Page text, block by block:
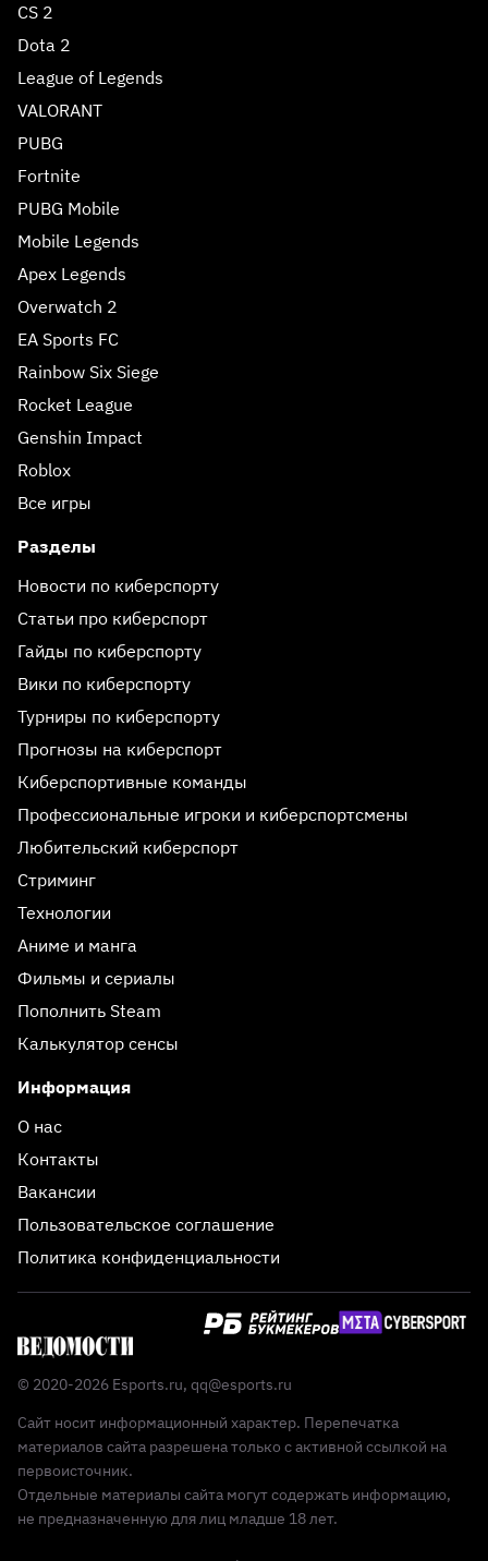
CS 2
Dota 2
League of Legends
VALORANT
PUBG
Fortnite
PUBG Mobile
Mobile Legends
Apex Legends
Overwatch 2
EA Sports FC
Rainbow Six Siege
Rocket League
Genshin Impact
Roblox
Все игры
Разделы
Новости по киберспорту
Статьи про киберспорт
Гайды по киберспорту
Вики по киберспорту
Турниры по киберспорту
Прогнозы на киберспорт
Киберспортивные команды
Профессиональные игроки и киберспортсмены
Любительский киберспорт
Стриминг
Технологии
Аниме и манга
Фильмы и сериалы
Пополнить Steam
Калькулятор сенсы
Информация
О нас
Контакты
Вакансии
Пользовательское соглашение
Политика конфиденциальности
© 2020-2026 Esports.ru, qq@esports.ru
Сайт носит информационный характер. Перепечатка
материалов сайта разрешена только с активной ссылкой на
первоисточник.
Отдельные материалы сайта могут содержать информацию,
не предназначенную для лиц младше 18 лет.